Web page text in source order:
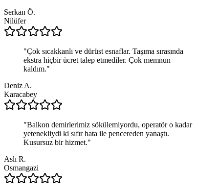
Serkan Ö.
Nilüfer
"Çok sıcakkanlı ve dürüst esnaflar. Taşıma sırasında
ekstra hiçbir ücret talep etmediler. Çok memnun
kaldım."
Deniz A.
Karacabey
"Balkon demirlerimiz sökülemiyordu, operatör o kadar
yetenekliydi ki sıfır hata ile pencereden yanaştı.
Kusursuz bir hizmet."
Aslı R.
Osmangazi